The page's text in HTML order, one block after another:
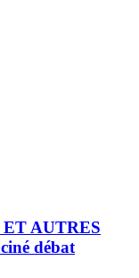
AUTRES
débat